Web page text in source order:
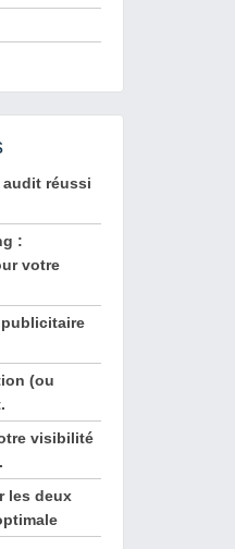
audit réussi
:
votre
publicitaire
(ou
visibilité
les deux